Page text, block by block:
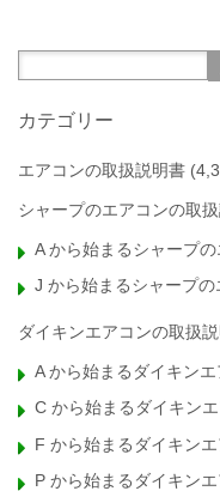
カテゴリー
エアコンの取扱説明書
シャープのエアコンの取
A から始まるシャープ
J から始まるシャープの
ダイキンエアコンの取扱
A から始まるダイキン
C から始まるダイキン
F から始まるダイキン
P から始まるダイキン